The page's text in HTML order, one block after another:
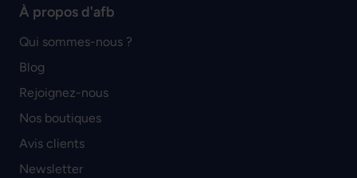
À propos d'afb
Qui sommes-nous ?
Blog
Rejoignez-nous
Nos boutiques
Avis clients
Newsletter